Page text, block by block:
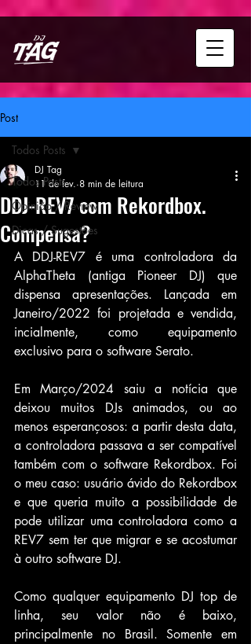
Post
Todos Posts
Opinião / Review
Dicas / Sugestões
Todos Posts
DDJ-REV7 com Rekordbox.
Compensa?
DJ Tag
11 de fev. 8 min de leitura
A DDJ-REV7 é uma controladora da
AlphaTheta (antiga Pioneer DJ) que
dispensa apresentações. Lançada em
Janeiro/2022 foi projetada e vendida,
incialmente, como equipamento
exclusivo para o software Serato.
Em Março/2024 saiu a notícia que
deixou muitos DJs animados, ou ao
menos esperançosos: a partir desta data,
a controladora passava a ser compatível
também com o software Rekordbox. Foi
o meu caso: usuário ávido do Rekordbox
e que queria muito a possibilidade de
pode utilizar uma controladora como a
REV7 sem ter que migrar e se acostumar
à outro software DJ.
Como qualquer equipamento DJ top de
linha, seu valor não é baixo,
principalmente no Brasil. Somente em